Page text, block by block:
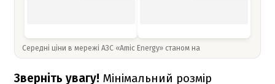
Середні ціни в мережі АЗС «Amic Energy» станом на
Зверніть увагу! Мінімальний розмір